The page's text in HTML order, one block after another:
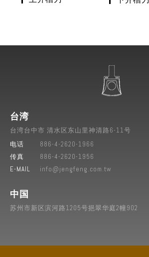
台湾
台湾台中市 清水区东山里神清路6-11号
电话
886-4-2620-1966
传真
886-4-2620-1956
E-MAIL
info@jengfeng.com.tw
中国
苏州市新区滨河路1205号挹翠华庭2幢902